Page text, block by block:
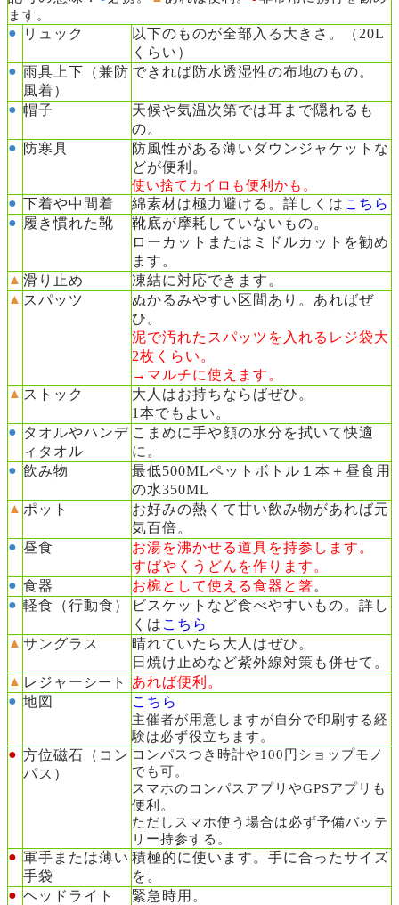
ます。
● リュック
以下のものが全部入る大きさ。（20L
くらい）
● 雨具上下（兼防
風着）
できれば防水透湿性の布地のもの。
● 帽子
天候や気温次第では耳まで隠れるも
の。
● 防寒具
防風性がある薄いダウンジャケットな
どが便利。
使い捨てカイロも便利かも。
● 下着や中間着 綿素材は極力避ける。詳しくは こちら
● 履き慣れた靴
靴底が摩耗していないもの。
ローカットまたはミドルカットを勧め
ます。
▲ 滑り止め 凍結に対応できます。
▲ スパッツ
ぬかるみやすい区間あり。あればぜ
ひ。
泥で汚れたスパッツを入れるレジ袋大
2枚くらい。
→マルチに使えます。
▲ ストック
大人はお持ちならばぜひ。
1本でもよい。
● タオルやハンデ
ィタオル
こまめに手や顔の水分を拭いて快適
に。
● 飲み物
最低500MLペットボトル１本＋昼食用
の水350ML
▲ ポット
お好みの熱くて甘い飲み物があれば元
気百倍。
● 昼食
お湯を沸かせる道具を持参します。
すばやくうどんを作ります。
● 食器 お椀として使える食器と箸。
● 軽食（行動食）
ビスケットなど食べやすいもの。詳し
くは こちら
▲ サングラス
晴れていたら大人はぜひ。
日焼け止めなど紫外線対策も併せて。
▲ レジャーシート
あれば便利。
● 地図 こちら
主催者が用意しますが自分で印刷する経
験は必ず役立ちます。
● 方位磁石（コン
パス）
コンパスつき時計や100円ショップモノ
でも可。
スマホのコンパスアプリやGPSアプリも
便利。
ただしスマホ使う場合は必ず予備バッテ
リー持参する。
● 軍手または薄い
手袋
積極的に使います。手に合ったサイズ
を。
● ヘッドライト
緊急時用。